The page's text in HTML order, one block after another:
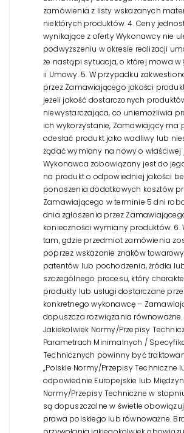
zamówienia z listy wskazanych
niektórych produktów.4. Ceny
wynikające z oferty Wykonawcy nie
podwyższeniu w okresie realizacji
że nastąpi sytuacja, o której mowa w
ii Umowy.5. W przypadku
przez Zamawiającego jakości
jeżeli jakość dostarczonych
niewystarczająca, co uniemożliwia
ich wykorzystanie, Zamawiający ma
odesłać produkt jako wadliwy lub
żądać wymiany na nowy o właściwej
Wykonawca zobowiązany jest do
na produkt o odpowiedniej jakości
ponoszenia dodatkowych kosztów
Zamawiającego w terminie 5 dni
dnia zgłoszenia przez
konieczności wymiany produktów. 6.
tam, gdzie przedmiot zamówienia
poprzez wskazanie znaków
patentów lub pochodzenia, źródła
szczególnego procesu, który
produkty lub usługi dostarczane
konkretnego wykonawcę –
dopuszcza rozwiązania równoważne.
Jakiekolwiek Normy/Przepisy
Parametrach Minimalnych /
Technicznych powinny być
,,Polskie Normy/Przepisy Techniczne
odpowiednie Europejskie lub
Normy/Przepisy Techniczne w
są dopuszczalne w świetle
prawa polskiego lub równoważne.